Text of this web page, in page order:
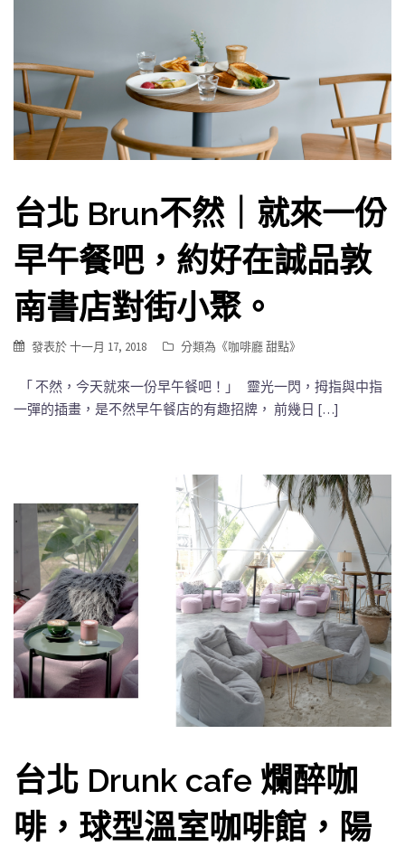
台北 Brun不然｜就來一份
早午餐吧，約好在誠品敦
南書店對街小聚。
發表於十一月 17, 2018 分類為《咖啡廳 甜點》
「 不然，今天就來一份早午餐吧！」 靈光一閃，拇指與中指
一彈的插畫，是不然早午餐店的有趣招牌， 前幾日 […]
台北 Drunk cafe 爛醉咖
啡，球型溫室咖啡館，陽